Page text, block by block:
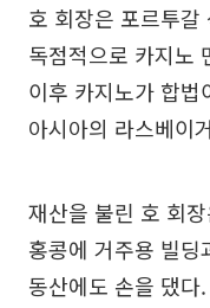
호 회장은 포르투
독점적으로 카지노
이후 카지노가 합
아시아의 라스베이
재산을 불린 호 회
홍콩에 거주용 빌
동산에도 손을 댔